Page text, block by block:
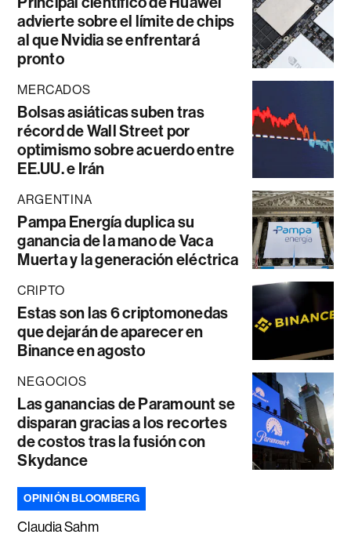
advierte sobre el límite de chips
al que Nvidia se enfrentará
pronto
MERCADOS
Bolsas asiáticas suben tras
récord de Wall Street por
optimismo sobre acuerdo entre
EE.UU. e Irán
ARGENTINA
Pampa Energía duplica su
ganancia de la mano de Vaca
Muerta y la generación eléctrica
CRIPTO
Estas son las 6 criptomonedas
que dejarán de aparecer en
Binance en agosto
NEGOCIOS
Las ganancias de Paramount se
disparan gracias a los recortes
de costos tras la fusión con
Skydance
OPINIÓN BLOOMBERG
Claudia Sahm